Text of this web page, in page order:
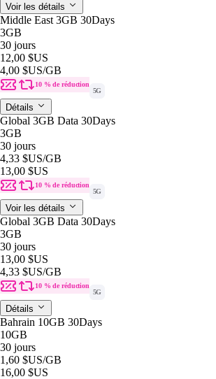
Voir les détails
Middle East 3GB 30Days
3GB
30 jours
12,00 $US
4,00 $US/GB
10 % de réduction
5G
Détails
Global 3GB Data 30Days
3GB
30 jours
4,33 $US/GB
13,00 $US
10 % de réduction
5G
Voir les détails
Global 3GB Data 30Days
3GB
30 jours
13,00 $US
4,33 $US/GB
10 % de réduction
5G
Détails
Bahrain 10GB 30Days
10GB
30 jours
1,60 $US/GB
16,00 $US